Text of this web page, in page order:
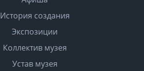
История создания
Экспозиции
Коллектив музея
Устав музея